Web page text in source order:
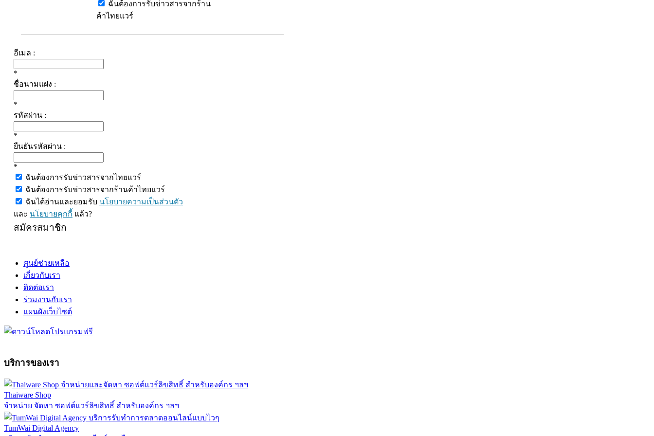
ฉันต้องการรับข่าวสารจากร้าน
ค้าไทยแวร์
อีเมล :
*
ชื่อนามแฝง :
*
รหัสผ่าน :
*
ยืนยันรหัสผ่าน :
*
ฉันต้องการรับข่าวสารจากไทยแวร์
ฉันต้องการรับข่าวสารจากร้านค้าไทยแวร์
ฉันได้อ่านและยอมรับ นโยบายความเป็นส่วนตัว
และ นโยบายคุกกี้ แล้ว?
สมัครสมาชิก
ศูนย์ช่วยเหลือ
เกี่ยวกับเรา
ติดต่อเรา
ร่วมงานกับเรา
แผนผังเว็บไซต์
บริการของเรา
Thaiware Shop
จำหน่าย จัดหา ซอฟต์แวร์ลิขสิทธิ์ สำหรับองค์กร ฯลฯ
TumWai Digital Agency